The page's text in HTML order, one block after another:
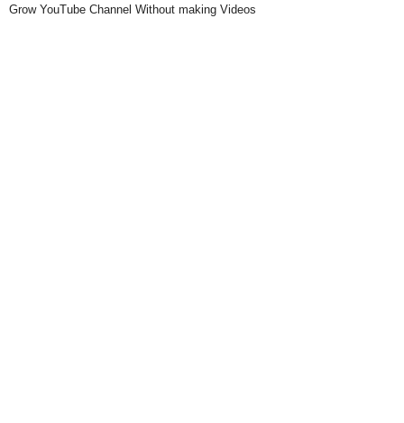
Grow YouTube Channel Without making Videos